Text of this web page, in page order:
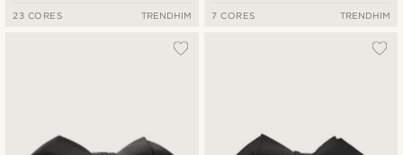
23 CORES TRENDHIM 7 CORES TRENDHIM